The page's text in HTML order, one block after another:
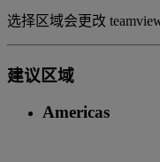
选择区域会更改
建议区域
Americas